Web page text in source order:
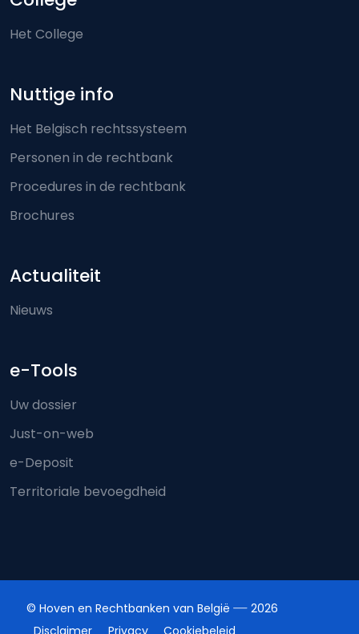
Het College
Nuttige info
Het Belgisch rechtssysteem
Personen in de rechtbank
Procedures in de rechtbank
Brochures
Actualiteit
Nieuws
e-Tools
Uw dossier
Just-on-web
e-Deposit
Territoriale bevoegdheid
© Hoven en Rechtbanken van België
2026
Disclaimer
Privacy Cookiebeleid